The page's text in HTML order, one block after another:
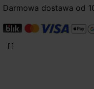
Darmowa dostawa od